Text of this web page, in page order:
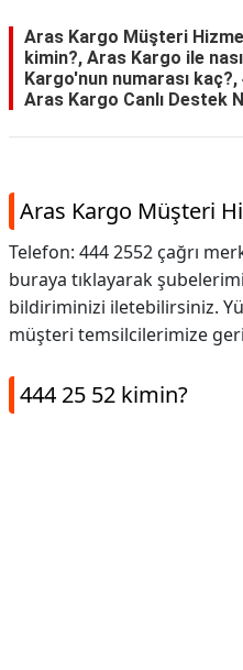
Aras Kargo Müşteri
kimin?, Aras Kargo ile
Kargo'nun numarası
Aras Kargo Canlı Destek
Aras Kargo Müşteri
Telefon: 444 2552 çağrı
buraya tıklayarak
bildiriminizi iletebilirsiniz.
müşteri temsilcilerimize
444 25 52 kimin?